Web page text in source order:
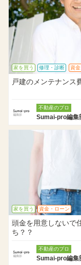
家を買う 修理・診断 資
戸建のメンテナンス
不動産のプロ
Sumai-pro編集
家を買う 資金・ローン
頭金を用意しないで
ち？？
不動産のプロ
Sumai-pro編集